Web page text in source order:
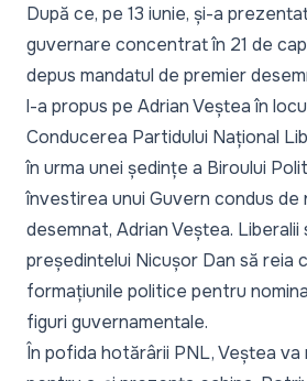
După ce, pe 13 iunie, și-a
guvernare concentrat în 21 de
depus mandatul de premier
l-a propus pe Adrian Veșteaîn
Conducerea Partidului Național
în urma unei ședințe a Biroului
învestirea unui Guvern condus de
desemnat, Adrian Veștea. Liberalii
președintelui Nicușor Dan să reia
formațiunile politice pentru
figuri guvernamentale.
În pofida hotărârii PNL, Veștea va